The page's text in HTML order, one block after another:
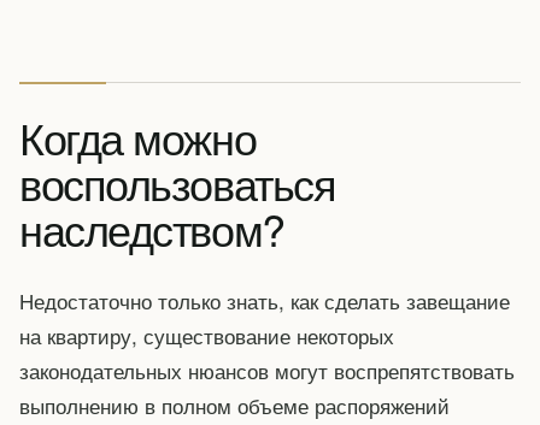
Когда можно
воспользоваться
наследством?
Недостаточно только знать, как сделать завещание
на квартиру, существование некоторых
законодательных нюансов могут воспрепятствовать
выполнению в полном объеме распоряжений